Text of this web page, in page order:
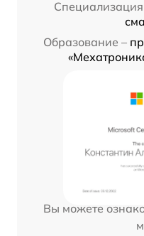
Образование –
Вы можете